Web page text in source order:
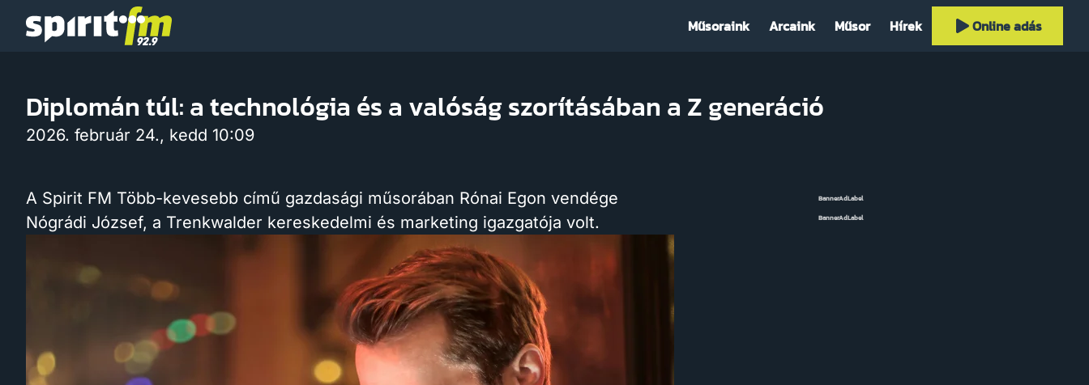
Műsoraink Arcaink Műsor Hírek Online adás
Diplomán túl: a technológia és a valóság szorításában a Z generáció
2026. február 24., kedd 10:09
BannerAdLabel
BannerAdLabel
A Spirit FM Több-kevesebb című gazdasági műsorában Rónai Egon vendége
Nógrádi József, a Trenkwalder kereskedelmi és marketing igazgatója volt.